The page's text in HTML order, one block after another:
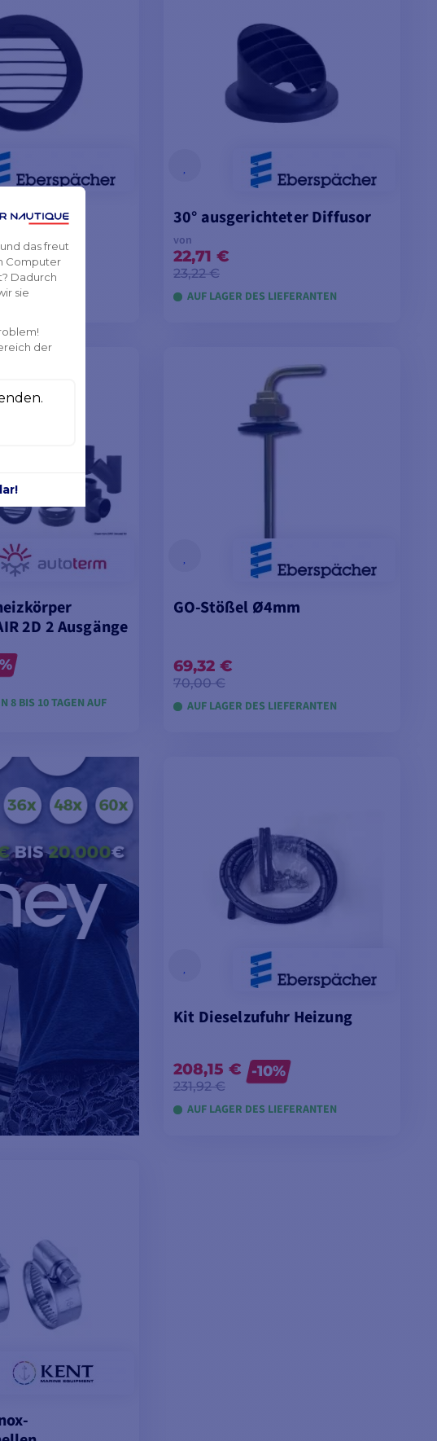
Diffusor
ANSEHEN
30° ausgerichteter Diffusor
von
22,71 €
23,22 €
AUF LAGER DES LIEFERANTEN
2D 2 Ausgänge
8 BIS 10 TAGEN AUF
ANSEHEN
GO-Stößel Ø4mm
69,32 €
70,00 €
AUF LAGER DES LIEFERANTEN
Kit Dieselzufuhr Heizung
208,15 €
231,92 €
-10%
AUF LAGER DES LIEFERANTEN